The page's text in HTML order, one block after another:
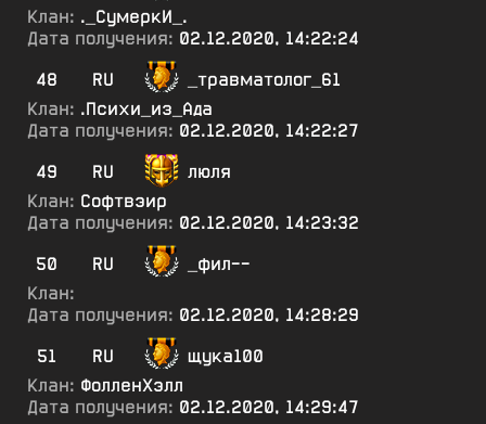
Клан: ._СумеркИ_.
Дата получения: 02.12.2020, 14:22:24
48
RU
_травматолог_61
Клан: .Психи_из_Ада
Дата получения: 02.12.2020, 14:22:27
49
RU
люля
Клан: Софтвэир
Дата получения: 02.12.2020, 14:23:32
50
RU
_фил--
Клан:
Дата получения: 02.12.2020, 14:28:29
51
RU
щука100
Клан: ФолленХэлл
Дата получения: 02.12.2020, 14:29:47